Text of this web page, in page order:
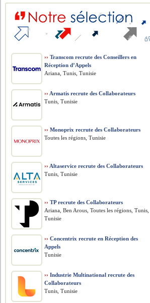
›› Transcom recrute des Conseillers en
Réception d’Appels
Ariana, Tunis, Tunisie
›› Armatis recrute des Collaborateurs
Tunis, Tunisie
›› Monoprix recrute des Collaborateurs
Toutes les régions, Tunisie
›› Altaservice recrute des Collaborateurs
Tunis, Tunisie
›› TP recrute des Collaborateurs
Ariana, Ben Arous, Toutes les régions, Tunis,
Tunisie
›› Concentrix recrute en Réception des
Appels
Tunisie
›› Industrie Multinational recrute des
Collaborateurs
Tunis, Tunisie